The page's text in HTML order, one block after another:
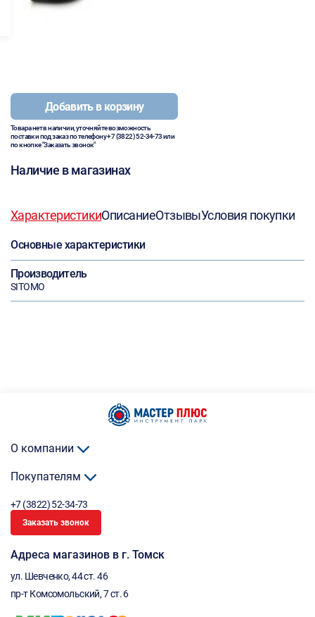
Добавить в корзину
Товара нет в наличии, уточняйте возможность
поставки под заказ по телефону+7 (3822) 52-34-73или
по кнопке "Заказать звонок"
Наличие в магазинах
ХарактеристикиОписаниеОтзывыУсловия покупки
Основные характеристики
Производитель
SITOMO
О компании
Покупателям
+7 (3822) 52-34-73
Заказать звонок
Адреса магазинов в г. Томск
ул. Шевченко, 44 ст. 46
пр-т Комсомольский, 7 ст. 6